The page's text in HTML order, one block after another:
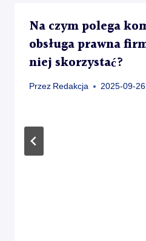
Na czym polega
obsługa prawna
niej skorzystać?
Przez Redakcja 2025-09-26